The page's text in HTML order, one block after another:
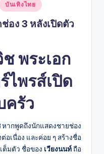
บันเทิงไทย
อง 3 หลังเปิดตัว
พระเอก
ไพรส์เปิด
ครัว
หากพูดถึงนักแสดงชายช่อง
เนื่อง และค่อย ๆ สร้างชื่อ
ต็มตัว ชื่อของ เวียงนนท์ถือ